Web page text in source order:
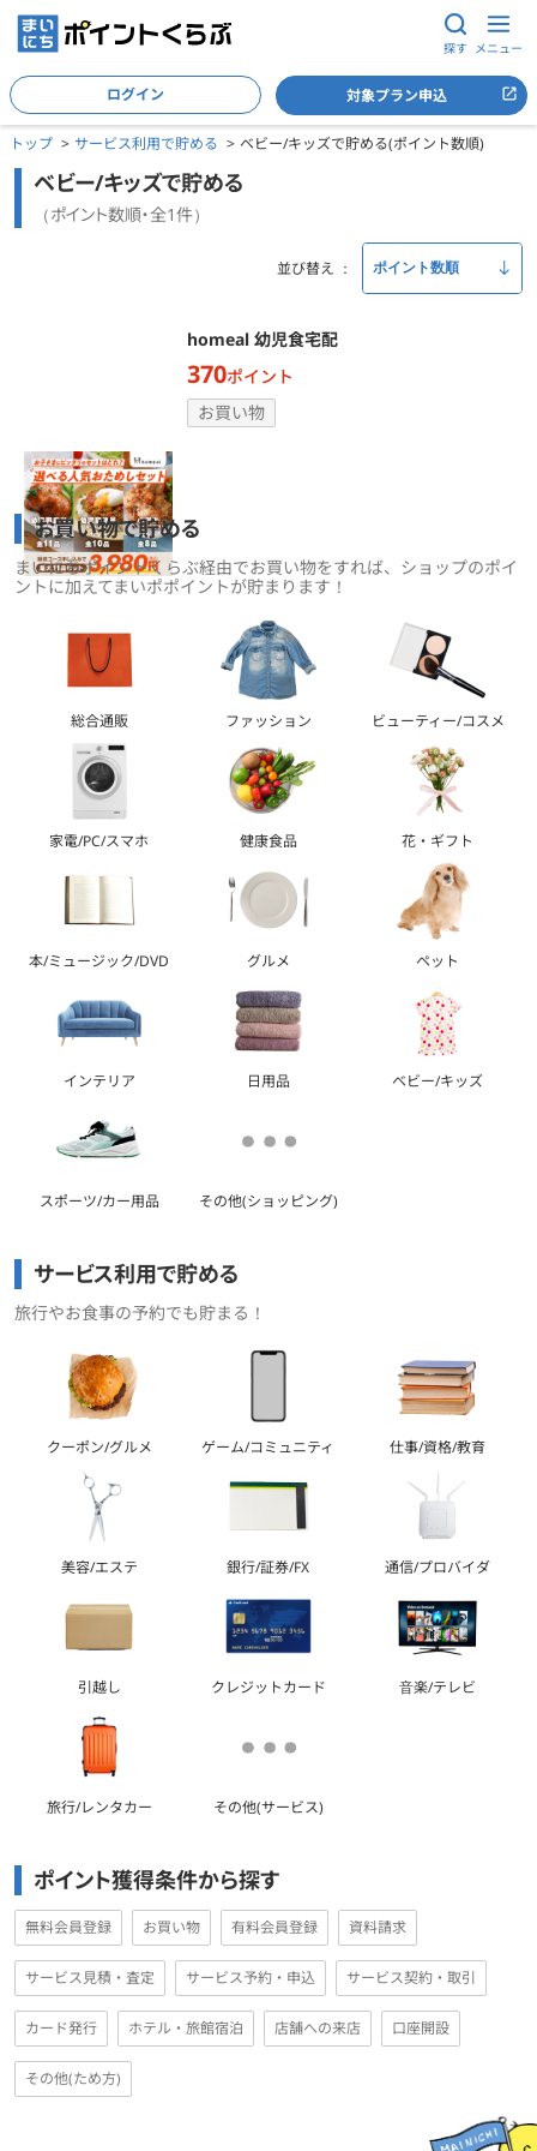
探す メニュー
ログイン 対象プラン申込
トップ サービス利用で貯める ベビー/キッズで貯める(ポイント数順)
ベビー/キッズで貯める
（ポイント数順・全1件）
並び替え
homeal 幼児食宅配
370ポイント
お買い物
お買い物で貯める
まいにちポイントくらぶ経由でお買い物をすれば、ショップのポイ
ントに加えてまいポポイントが貯まります！
総合通販 ファッション ビューティー/コスメ
家電/PC/スマホ 健康食品 花・ギフト
本/ミュージック/DVD グルメ ペット
インテリア 日用品 ベビー/キッズ
スポーツ/カー用品 その他(ショッピング)
サービス利用で貯める
旅行やお食事の予約でも貯まる！
クーポン/グルメ ゲーム/コミュニティ 仕事/資格/教育
美容/エステ 銀行/証券/FX 通信/プロバイダ
引越し クレジットカード 音楽/テレビ
旅行/レンタカー その他(サービス)
ポイント獲得条件から探す
無料会員登録 お買い物 有料会員登録 資料請求
サービス見積・査定 サービス予約・申込 サービス契約・取引
カード発行 ホテル・旅館宿泊 店舗への来店 口座開設
その他(ため方)